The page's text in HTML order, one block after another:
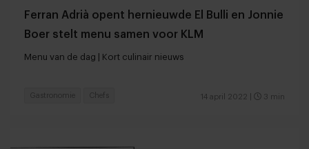
Ferran Adrià opent hernieuwde El Bulli en Jonnie
Boer stelt menu samen voor KLM
Menu van de dag | Kort culinair nieuws
14 april 2022 3 min
Gastronomie Chefs